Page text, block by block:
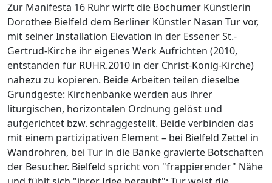
Zur Manifesta 16 Ruhr wirft die Bochumer Künstlerin
Dorothee Bielfeld dem Berliner Künstler Nasan Tur vor,
mit seiner Installation Elevation in der Essener St.-
Gertrud-Kirche ihr eigenes Werk Aufrichten (2010,
entstanden für RUHR.2010 in der Christ-König-Kirche)
nahezu zu kopieren. Beide Arbeiten teilen dieselbe
Grundgeste: Kirchenbänke werden aus ihrer
liturgischen, horizontalen Ordnung gelöst und
aufgerichtet bzw. schräggestellt. Beide verbinden das
mit einem partizipativen Element – bei Bielfeld Zettel in
Wandrohren, bei Tur in die Bänke gravierte Botschaften
der Besucher. Bielfeld spricht von "frappierender" Nähe